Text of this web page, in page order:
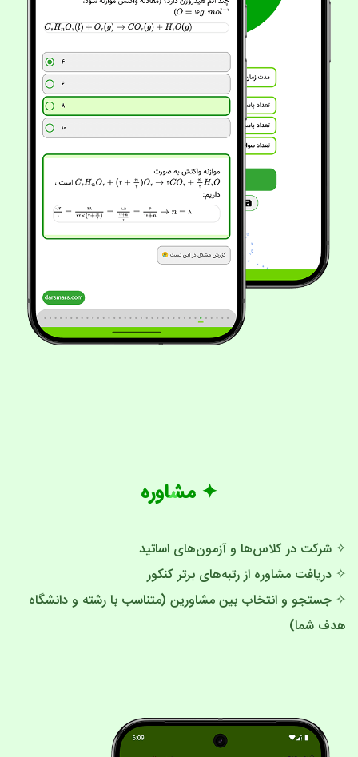
✦ مشاوره
✧ شرکت در کلاس‌ها و آزمون‌های اساتید
✧ دریافت مشاوره از رتبه‌های برتر کنکور
✧ جستجو و انتخاب بین مشاورین (متناسب با رشته و دانشگاه
هدف شما)